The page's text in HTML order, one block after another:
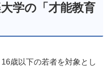
学の「才能教育
歳以下の若者を対象とし